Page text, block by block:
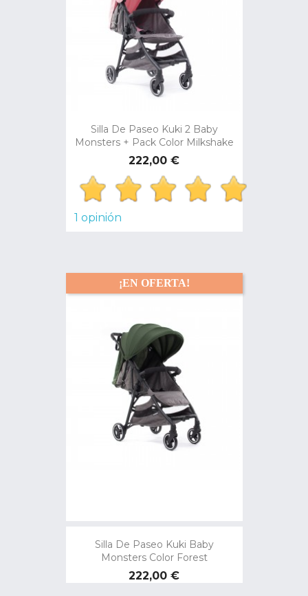
Silla De Paseo Kuki 2 Baby
Monsters + Pack Color Milkshake
Precio
222,00 €
1 opinión
Silla De Paseo Kuki Baby
Monsters Color Forest
Precio
222,00 €
¡EN OFERTA!